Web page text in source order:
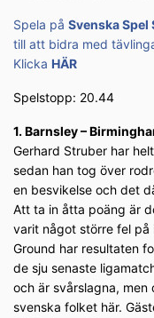
Spela på Svenska Spel
till att bidra med
Klicka HÄR
Spelstopp: 20.44
1. Barnsley –
Gerhard Struber har
sedan han tog över
en besvikelse och det
Att ta in åtta poäng är
varit något större fel på
Ground har resultaten
de sju senaste
och är svårslagna,
svenska folket här.